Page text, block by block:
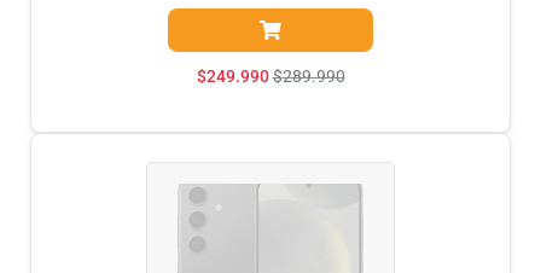
$249.990$289.990